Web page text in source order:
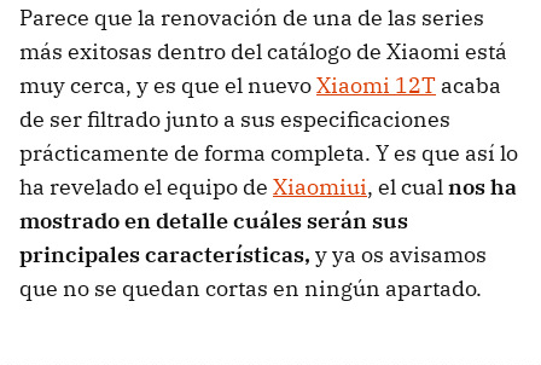
Parece que la renovación de una de las series
más exitosas dentro del catálogo de Xiaomi está
muy cerca, y es que el nuevoXiaomi 12T acaba
de ser filtrado junto a sus especificaciones
prácticamente de forma completa. Y es que así lo
ha revelado el equipo de Xiaomiui, el cualnos ha
mostrado en detalle cuáles serán sus
principales características, y ya os avisamos
que no se quedan cortas en ningún apartado.